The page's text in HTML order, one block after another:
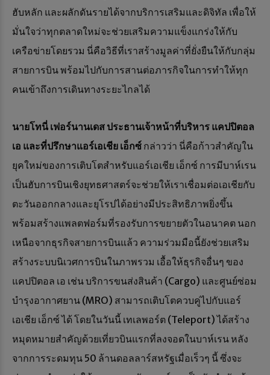
ฮับหลัก และผลักดันรายได้จากบริการเสริมและดิจิทัล เพื่อให้
มั่นใจว่าทุกตลาดใหม่จะช่วยเสริมความแข็งแกร่งให้กับ
เครือข่ายโดยรวม นี่คือวิธีที่เราสร้างมูลค่าที่ยั่งยืนให้กับกลุ่ม
สายการบิน พร้อมไปกับการสานต่อภารกิจในการทำให้ทุก
คนเข้าถึงการเดินทางระยะไกลได้
นายโทนี่ เฟอร์นานเดส ประธานเจ้าหน้าที่บริหาร แคปปิตอล
เอ และที่ปรึกษาแอร์เอเชีย เอ็กซ์ กล่าวว่า นี่คือก้าวสำคัญใน
ยุคใหม่ของการเติบโตสำหรับแอร์เอเชีย เอ็กซ์ การมีบาห์เรน
เป็นฮับการบินเชิงยุทธศาสตร์จะช่วยให้เราเชื่อมต่อเอเชียกับ
ตะวันออกกลางและยุโรปได้อย่างมีประสิทธิภาพยิ่งขึ้น
พร้อมสร้างแพลตฟอร์มที่รองรับการขยายตัวในอนาคต นอก
เหนือจากธุรกิจสายการบินแล้ว ความร่วมมือนี้ยังช่วยเสริม
สร้างระบบนิเวศการบินในภาพรวม เอื้อให้ธุรกิจอื่นๆ ของ
แคปปิตอล เอ เช่น บริการขนส่งสินค้า (Cargo) และศูนย์ซ่อม
บำรุงอากาศยาน (MRO) สามารถเติบโตควบคู่ไปกับแอร์
เอเชีย เอ็กซ์ ได้ โดยในวันนี้ เทเลพอร์ต (Teleport) ได้สร้าง
หมุดหมายสำคัญด้วยเที่ยวบินแรกที่ลงจอดในบาห์เรน หลัง
จากการระดมทุน 50 ล้านดอลลาร์สหรัฐเมื่อเร็วๆ นี้ ซึ่งจะ